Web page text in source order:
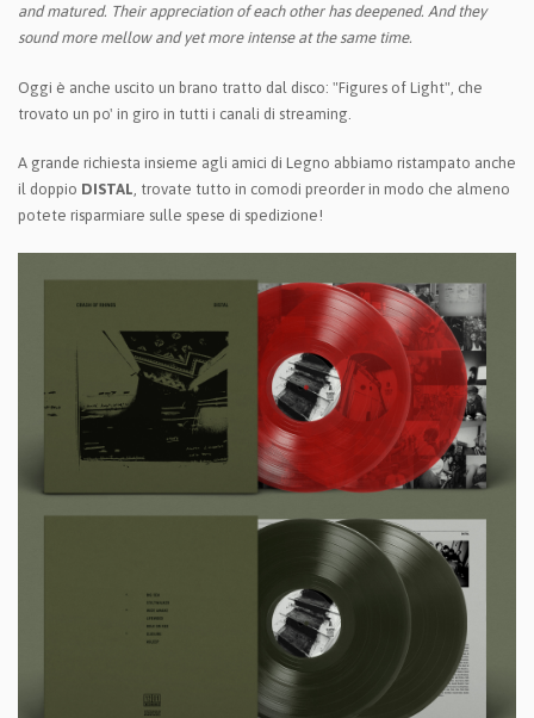
and matured. Their appreciation of each other has deepened. And they
sound more mellow and yet more intense at the same time.
Oggi è anche uscito un brano tratto dal disco: "Figures of Light", che
trovato un po' in giro in tutti i canali di streaming.
A grande richiesta insieme agli amici di Legno abbiamo ristampato anche
il doppio DISTAL, trovate tutto in comodi preorder in modo che almeno
potete risparmiare sulle spese di spedizione!